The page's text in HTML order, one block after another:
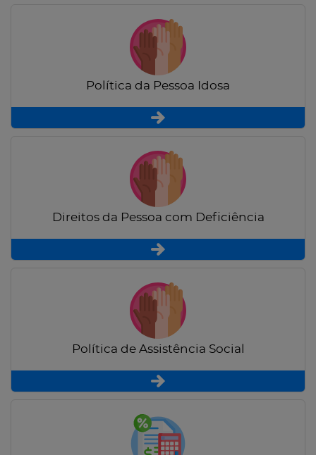
Política da Pessoa Idosa
Direitos da Pessoa com Deficiência
Política de Assistência Social